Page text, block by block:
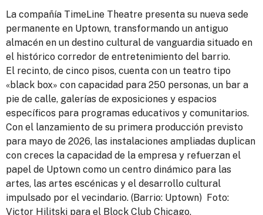
La compañía TimeLine Theatre presenta su nueva sede
permanente en Uptown, transformando un antiguo
almacén en un destino cultural de vanguardia situado en
el histórico corredor de entretenimiento del barrio.
El recinto, de cinco pisos, cuenta con un teatro tipo
«black box» con capacidad para 250 personas, un bar a
pie de calle, galerías de exposiciones y espacios
específicos para programas educativos y comunitarios.
Con el lanzamiento de su primera producción previsto
para mayo de 2026, las instalaciones ampliadas duplican
con creces la capacidad de la empresa y refuerzan el
papel de Uptown como un centro dinámico para las
artes, las artes escénicas y el desarrollo cultural
impulsado por el vecindario. (Barrio: Uptown) Foto:
Victor Hilitski para el Block Club Chicago.